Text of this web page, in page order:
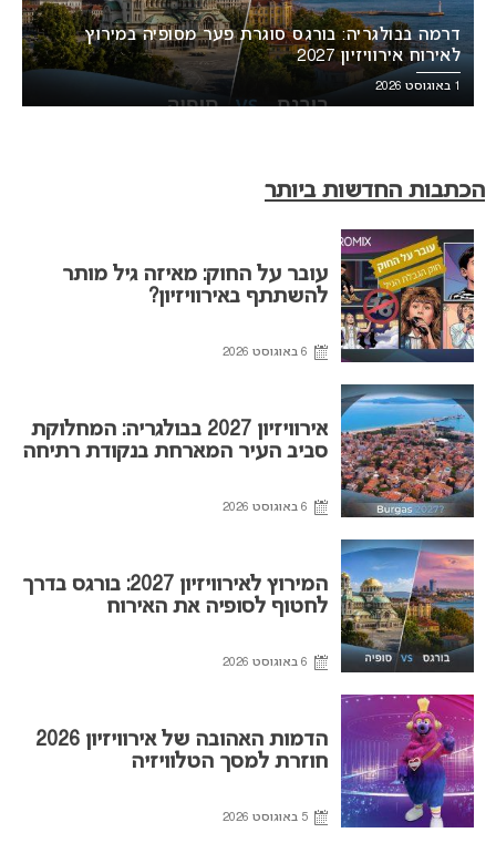
דרמה בבולגריה: בורגס סוגרת פער מסופיה במירוץ
לאירוח אירוויזיון 2027
1 באוגוסט 2026
הכתבות החדשות ביותר
עובר על החוק: מאיזה גיל מותר
להשתתף באירוויזיון?
6 באוגוסט 2026
אירוויזיון 2027 בבולגריה: המחלוקת
סביב העיר המארחת בנקודת רתיחה
6 באוגוסט 2026
המירוץ לאירוויזיון 2027: בורגס בדרך
לחטוף לסופיה את האירוח
6 באוגוסט 2026
הדמות האהובה של אירוויזיון 2026
חוזרת למסך הטלוויזיה
5 באוגוסט 2026